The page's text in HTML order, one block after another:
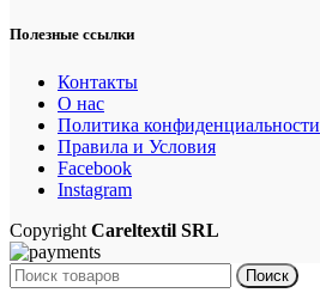
Полезные ссылки
Контакты
О нас
Политика конфиденциальности
Правила и Условия
Facebook
Instagram
Copyright Careltextil SRL
Поиск